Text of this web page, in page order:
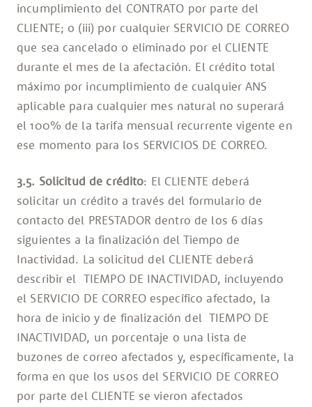
incumplimiento del CONTRATO por parte del
CLIENTE; o (iii) por cualquier SERVICIO DE CORREO
que sea cancelado o eliminado por el CLIENTE
durante el mes de la afectación. El crédito total
máximo por incumplimiento de cualquier ANS
aplicable para cualquier mes natural no superará
el 100% de la tarifa mensual recurrente vigente en
ese momento para los SERVICIOS DE CORREO.
3.5. Solicitud de crédito: El CLIENTE deberá
solicitar un crédito a través del formulario de
contacto del PRESTADOR dentro de los 6 días
siguientes a la finalización del Tiempo de
Inactividad. La solicitud del CLIENTE deberá
describir el TIEMPO DE INACTIVIDAD, incluyendo
el SERVICIO DE CORREO específico afectado, la
hora de inicio y de finalización del TIEMPO DE
INACTIVIDAD, un porcentaje o una lista de
buzones de correo afectados y, específicamente, la
forma en que los usos del SERVICIO DE CORREO
por parte del CLIENTE se vieron afectados